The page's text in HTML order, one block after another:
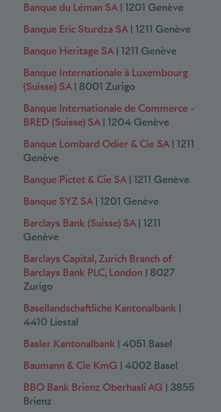
Banque du Léman SA| 1201 Genève
Banque Eric Sturdza SA| 1211 Genève
Banque Heritage SA| 1211 Genève
Banque Internationale à Luxembourg
(Suisse) SA | 8001 Zurigo
Banque Internationale de Commerce -
BRED (Suisse) SA| 1204 Genève
Banque Lombard Odier & Cie SA| 1211
Genève
Banque Pictet & Cie SA| 1211 Genève
Banque SYZ SA| 1201 Genève
Barclays Bank (Suisse) SA| 1211
Genève
Barclays Capital, Zurich Branch of
Barclays Bank PLC, London | 8027
Zurigo
Basellandschaftliche Kantonalbank |
4410 Liestal
Basler Kantonalbank | 4051 Basel
Baumann & Cie KmG | 4002 Basel
BBO Bank Brienz Oberhasli AG | 3855
Brienz